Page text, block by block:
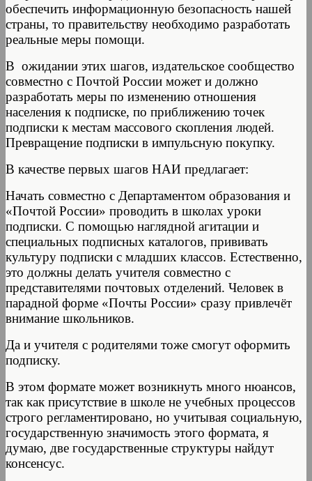
обеспечить информационную безопасность нашей
страны, то правительству необходимо разработать
реальные меры помощи.
В ожидании этих шагов, издательское сообщество
совместно с Почтой России может и должно
разработать меры по изменению отношения
населения к подписке, по приближению точек
подписки к местам массового скопления людей.
Превращение подписки в импульсную покупку.
В качестве первых шагов НАИ предлагает:
Начать совместно с Департаментом образования и
«Почтой России» проводить в школах уроки
подписки. С помощью наглядной агитации и
специальных подписных каталогов, прививать
культуру подписки с младших классов. Естественно,
это должны делать учителя совместно с
представителями почтовых отделений. Человек в
парадной форме «Почты России» сразу привлечёт
внимание школьников.
Да и учителя с родителями тоже смогут оформить
подписку.
В этом формате может возникнуть много нюансов,
так как присутствие в школе не учебных процессов
строго регламентировано, но учитывая социальную,
государственную значимость этого формата, я
думаю, две государственные структуры найдут
консенсус.